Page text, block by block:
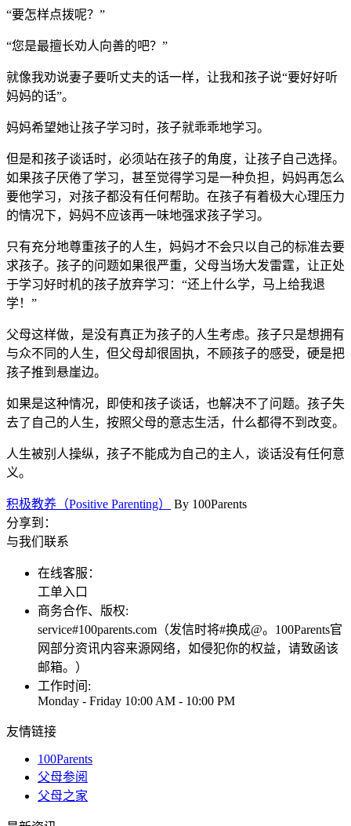
“要怎样点拨呢？”
“您是最擅长劝人向善的吧？”
就像我劝说妻子要听丈夫的话一样，让我和孩子说“要好好听
妈妈的话”。
妈妈希望她让孩子学习时，孩子就乖乖地学习。
但是和孩子谈话时，必须站在孩子的角度，让孩子自己选择。
如果孩子厌倦了学习，甚至觉得学习是一种负担，妈妈再怎么
要他学习，对孩子都没有任何帮助。在孩子有着极大心理压力
的情况下，妈妈不应该再一味地强求孩子学习。
只有充分地尊重孩子的人生，妈妈才不会只以自己的标准去要
求孩子。孩子的问题如果很严重，父母当场大发雷霆，让正处
于学习好时机的孩子放弃学习：“还上什么学，马上给我退
学！”
父母这样做，是没有真正为孩子的人生考虑。孩子只是想拥有
与众不同的人生，但父母却很固执，不顾孩子的感受，硬是把
孩子推到悬崖边。
如果是这种情况，即使和孩子谈话，也解决不了问题。孩子失
去了自己的人生，按照父母的意志生活，什么都得不到改变。
人生被别人操纵，孩子不能成为自己的主人，谈话没有任何意
义。
积极教养（Positive Parenting） By 100Parents
分享到：
与我们联系
在线客服：
工单入口
商务合作、版权:
service#100parents.com（发信时将#换成@。100Parents官
网部分资讯内容来源网络，如侵犯你的权益，请致函该
邮箱。）
工作时间:
Monday - Friday 10:00 AM - 10:00 PM
友情链接
100Parents
父母参阅
父母之家